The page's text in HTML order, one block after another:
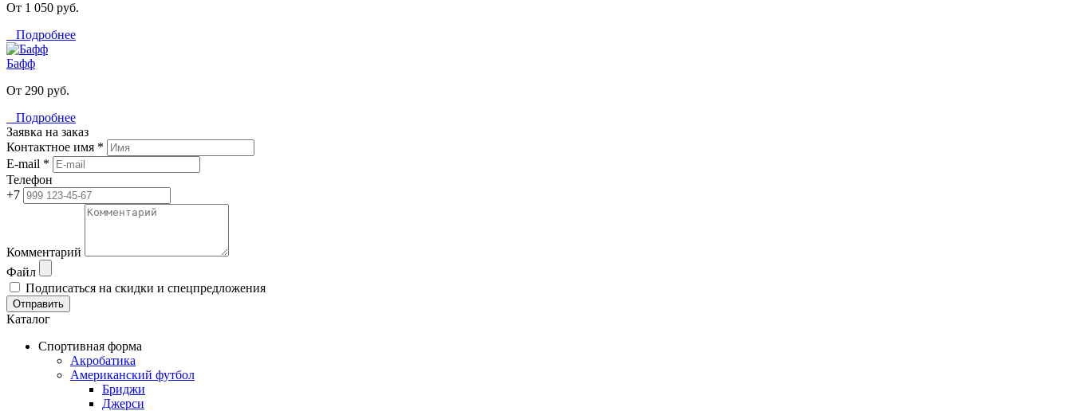
От 1 050 руб.
Подробнее
Бафф
От 290 руб.
Подробнее
Заявка на заказ
Контактное имя *
E-mail *
Телефон
+7
Комментарий
Файл
Подписаться на скидки и спецпредложения
Отправить
Каталог
Спортивная форма
Акробатика
Американский футбол
Бриджи
Джерси